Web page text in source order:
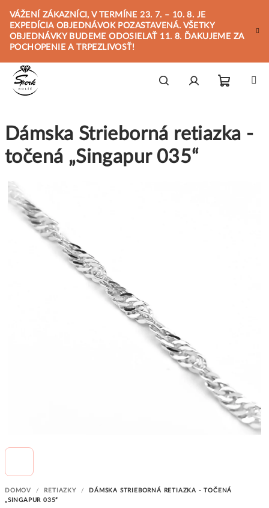
obsah
VÁŽENÍ ZÁKAZNÍCI, V TERMÍNE 23. 7. – 10. 8. JE
EXPEDÍCIA OBJEDNÁVOK POZASTAVENÁ. VŠETKY
OBJEDNÁVKY BUDEME ODOSIELAŤ 11. 8. ĎAKUJEME ZA
POCHOPENIE A TRPEZLIVOSŤ!
košík
DOMOV / RETIAZKY /
DÁMSKA STRIEBORNÁ RETIAZKA - TOČENÁ
„SINGAPUR 035“
Dámska Strieborná retiazka -
točená „Singapur 035“